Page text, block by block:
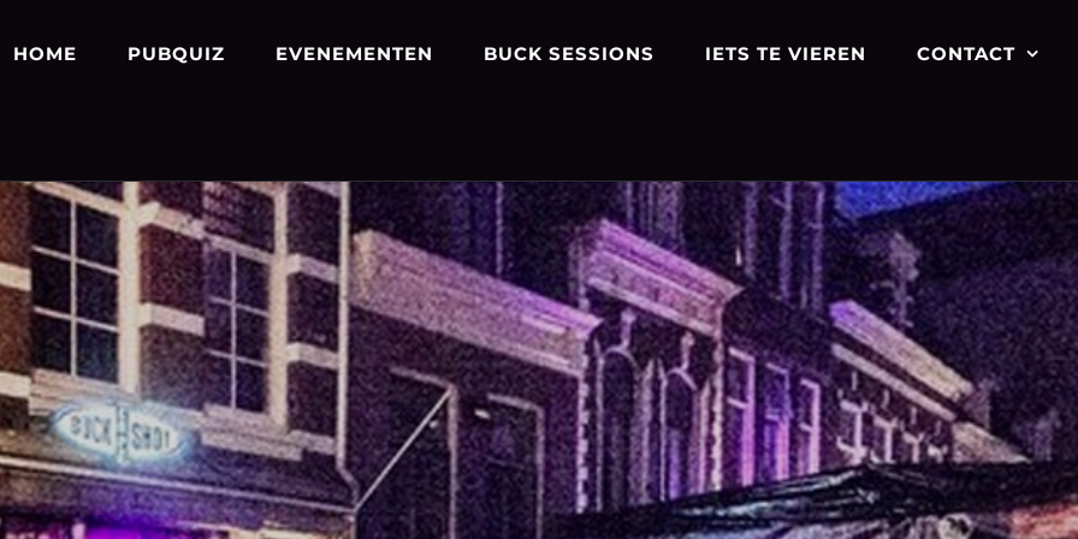
HOME PUBQUIZ EVENEMENTEN BUCK SESSIONS IETS TE VIEREN CONTACT